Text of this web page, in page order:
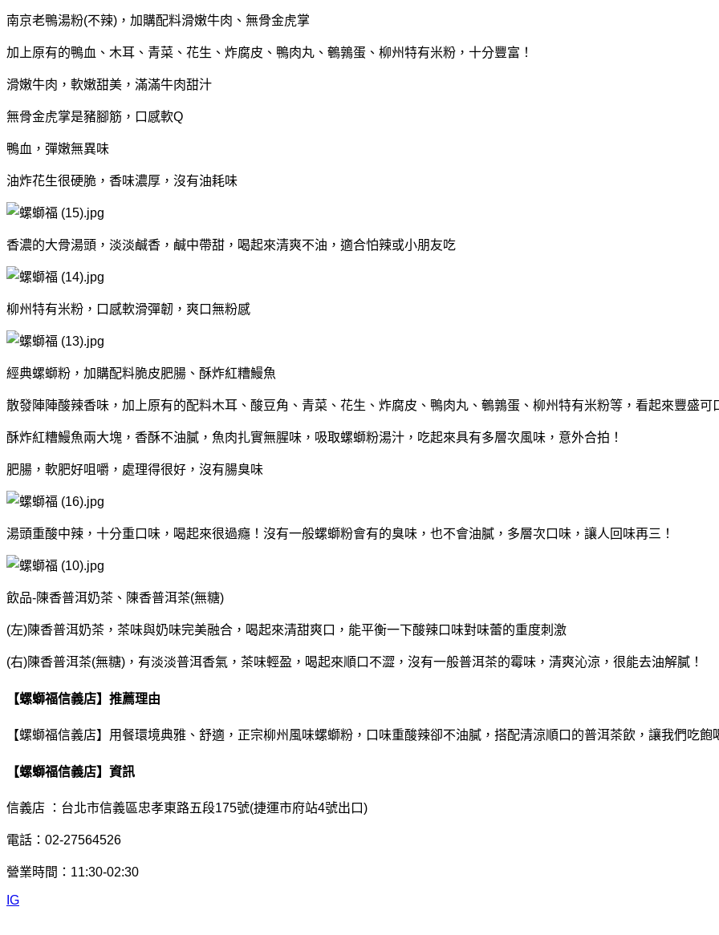
南京老鴨湯粉(不辣)，加購配料滑嫩牛肉、無骨金虎掌
加上原有的鴨血、木耳、青菜、花生、炸腐皮、鴨肉丸、鵪鶉蛋、柳州特有米粉，十分豐富！
滑嫩牛肉，軟嫩甜美，滿滿牛肉甜汁
無骨金虎掌是豬腳筋，口感軟Q
鴨血，彈嫩無異味
油炸花生很硬脆，香味濃厚，沒有油耗味
香濃的大骨湯頭，淡淡鹹香，鹹中帶甜，喝起來清爽不油，適合怕辣或小朋友吃
柳州特有米粉，口感軟滑彈韌，爽口無粉感
經典螺螄粉，加購配料脆皮肥腸、酥炸紅糟鰻魚
散發陣陣酸辣香味，加上原有的配料木耳、酸豆角、青菜、花生、炸腐皮、鴨肉丸、鵪鶉蛋、柳州特有米粉等，看起來豐盛可
酥炸紅糟鰻魚兩大塊，香酥不油膩，魚肉扎實無腥味，吸取螺螄粉湯汁，吃起來具有多層次風味，意外合拍！
肥腸，軟肥好咀嚼，處理得很好，沒有腸臭味
湯頭重酸中辣，十分重口味， 喝起來很過癮！沒有一般螺螄粉會有的臭味，也不會油膩，多層次口味，讓人回味再三！
飲品-陳香普洱奶茶、陳香普洱茶(無糖)
(左)陳香普洱奶茶，茶味與奶味完美融合，喝起來清甜爽口，能平衡一下酸辣口味對味蕾的重度刺激
(右)陳香普洱茶(無糖)，有淡淡普洱香氣，茶味輕盈，喝起來順口不澀，沒有一般普洱茶的霉味，清爽沁涼，很能去油解膩！
【螺螄福信義店】推薦理由
【螺螄福信義店】用餐環境典雅、舒適，正宗柳州風味螺螄粉，口味重酸辣卻不油膩，搭配清涼順口的普洱茶飲，讓我們吃飽
【螺螄福信義店】資訊
信義店 ：台北市信義區忠孝東路五段175號(捷運市府站4號出口)
電話：02-27564526
營業時間：11:30-02:30
IG